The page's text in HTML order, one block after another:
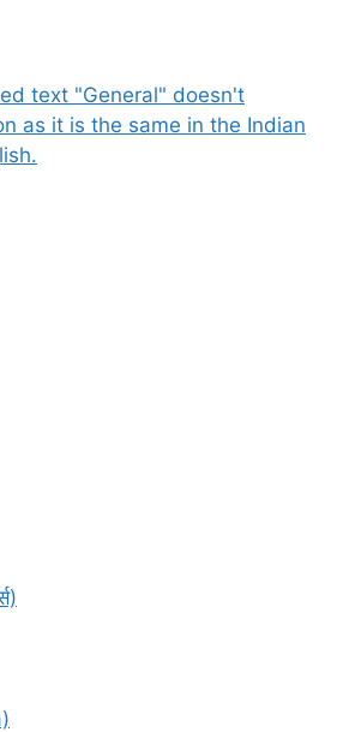
text "General" doesn't
as it is the same in the Indian